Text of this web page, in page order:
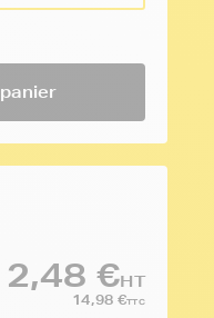
€HT
14,98 €TTC